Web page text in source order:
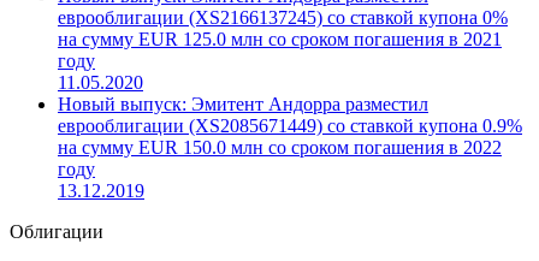
еврооблигации (XS2166137245) со ставкой купона 0%
на сумму EUR 125.0 млн со сроком погашения в 2021
году
11.05.2020
Новый выпуск: Эмитент Андорра разместил
еврооблигации (XS2085671449) со ставкой купона 0.9%
на сумму EUR 150.0 млн со сроком погашения в 2022
году
13.12.2019
Облигации